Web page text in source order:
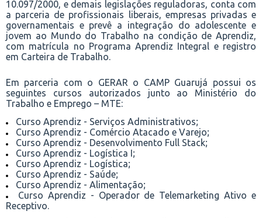
10.097/2000, e demais legislações reguladoras, conta com
a parceria de profissionais liberais, empresas privadas e
governamentais e prevê a integração do adolescente e
jovem ao Mundo do Trabalho na condição de Aprendiz,
com matrícula no Programa Aprendiz Integral e registro
em Carteira de Trabalho.
Em parceria com o GERAR o CAMP Guarujá possui os
seguintes cursos autorizados junto ao Ministério do
Trabalho e Emprego – MTE:
Curso Aprendiz - Serviços Administrativos;
Curso Aprendiz - Comércio Atacado e Varejo;
Curso Aprendiz - Desenvolvimento Full Stack;
Curso Aprendiz - Logística I;
Curso Aprendiz - Logística;
Curso Aprendiz - Saúde;
Curso Aprendiz - Alimentação;
Curso Aprendiz - Operador de Telemarketing Ativo e
Receptivo.